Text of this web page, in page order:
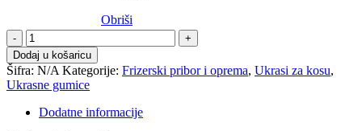
Obriši
Ukrasne
gumice
količina
Dodaj u košaricu
Šifra: N/A Kategorije: Frizerski pribor i oprema, Ukrasi za kosu,
Ukrasne gumice
Dodatne informacije